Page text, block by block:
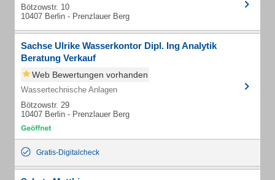
Bötzowstr. 10
10407 Berlin - Prenzlauer Berg
Sachse Ulrike Wasserkontor Dipl. Ing Analytik
Beratung Verkauf
Web Bewertungen vorhanden
Wassertechnische Anlagen
Bötzowstr. 29
10407 Berlin - Prenzlauer Berg
Gratis-Digitalcheck